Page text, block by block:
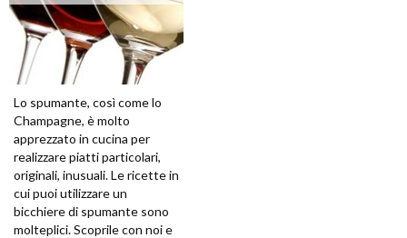
Lo spumante, così come lo
Champagne, è molto
apprezzato in cucina per
realizzare piatti particolari,
originali, inusuali. Le ricette in
cui puoi utilizzare un
bicchiere di spumante sono
molteplici. Scoprile con noi e